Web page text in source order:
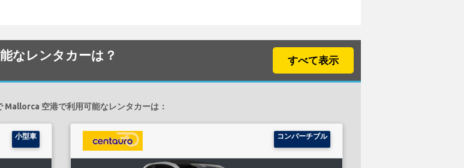
なレンタカーは？ すべて表示
Mallorca 空港で利用可能なレンタカーは：
小型車 コンバーチブル